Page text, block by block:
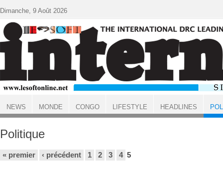
ACCUEIL
Politique
« premier ‹ précédent 1 2 3 4 5
Dimanche, 9 Août 2026
NEWS MONDE CONGO LIFESTYLE HEADLINES